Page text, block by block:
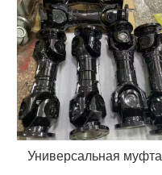
Универсальная муфта